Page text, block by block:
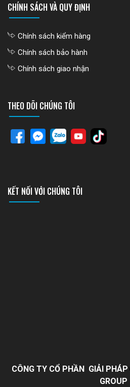
CHÍNH SÁCH VÀ QUY ĐỊNH
Chính sách kiểm hàng
Chính sách bảo hành
Chính sách giao nhận
THEO DÕI CHÚNG TÔI
KẾT NỐI VỚI CHÚNG TÔI
CÔNG TY CỔ PHẦN GIẢI PHÁP
GROUP